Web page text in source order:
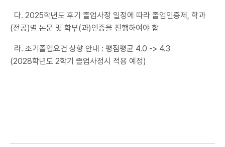
다. 2025학년도 후기 졸업사정 일정에 따라 졸업인증제, 학과
(전공)별 논문 및 학부(과)인증을 진행하여야 함
라. 조기졸업요건 상향 안내 : 평점평균 4.0 -> 4.3
(2028학년도 2학기 졸업사정시 적용 예정)